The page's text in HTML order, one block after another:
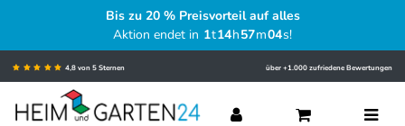
Bis zu 20 % Preisvorteil auf alles
Aktion endet in 1t14h57m03s!
4,8 von 5 Sternen über +1.000 zufriedene Bewertungen